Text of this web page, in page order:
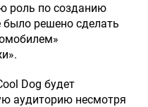
роль по созданию
было решено сделать
Dog будет
аудиторию несмотря